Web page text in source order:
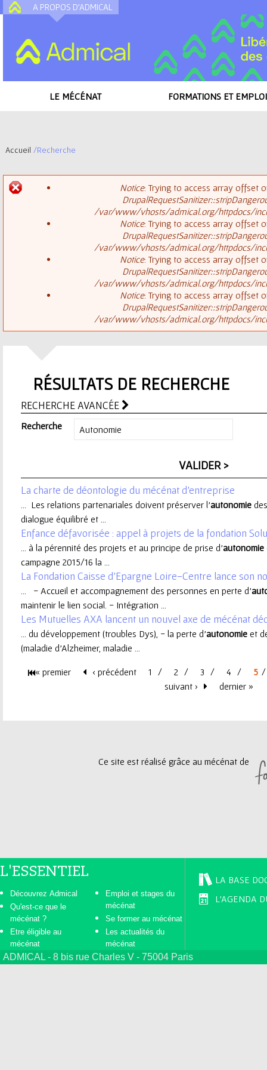
A PROPOS D'ADMICAL
LE MÉCÉNAT FORMATIONS ET
Accueil /Recherche
e
d
r
r
e
u
r
Notice: Trying to access array offset
/var/www/vhosts/admical.org/httpdocs/
Notice: Trying to access array offset
/var/www/vhosts/admical.org/httpdocs/
Notice: Trying to access array offset
/var/www/vhosts/admical.org/httpdocs/
Notice: Trying to access array offset
/var/www/vhosts/admical.org/httpdocs/
RÉSULTATS DE RECHERCHE
RECHERCHE AVANCÉE
Recherche
La charte de déontologie du mécénat d'entreprise
... Les relations partenariales doivent préserver l’autonomie
dialogue équilibré et ...
Enfance défavorisée : appel à projets de la fondation
... à la pérennité des projets et au principe de prise d’autonomie
campagne 2015/16 la ...
La Fondation Caisse d'Epargne Loire-Centre lance son
... - Accueil et accompagnement des personnes en perte d'
maintenir le lien social. - Intégration ...
Les Mutuelles AXA lancent un nouvel axe de mécénat
... du développement (troubles Dys), - la perte d’autonomie et
(maladie d’Alzheimer, maladie ...
« premier ‹ précédent 1 2 3 4
5
suivant ›
dernier »
Ce site est réalisé grâce au mécénat de
L'ESSENTIEL
Découvrez Admical
Qu'est-ce que le
mécénat ?
Etre éligible au
mécénat
Emploi et stages du
mécénat
Se former au mécénat
Les actualités du
mécénat
LA BASE
L'AGENDA
ADMICAL - 8 bis rue Charles V - 75004 Paris